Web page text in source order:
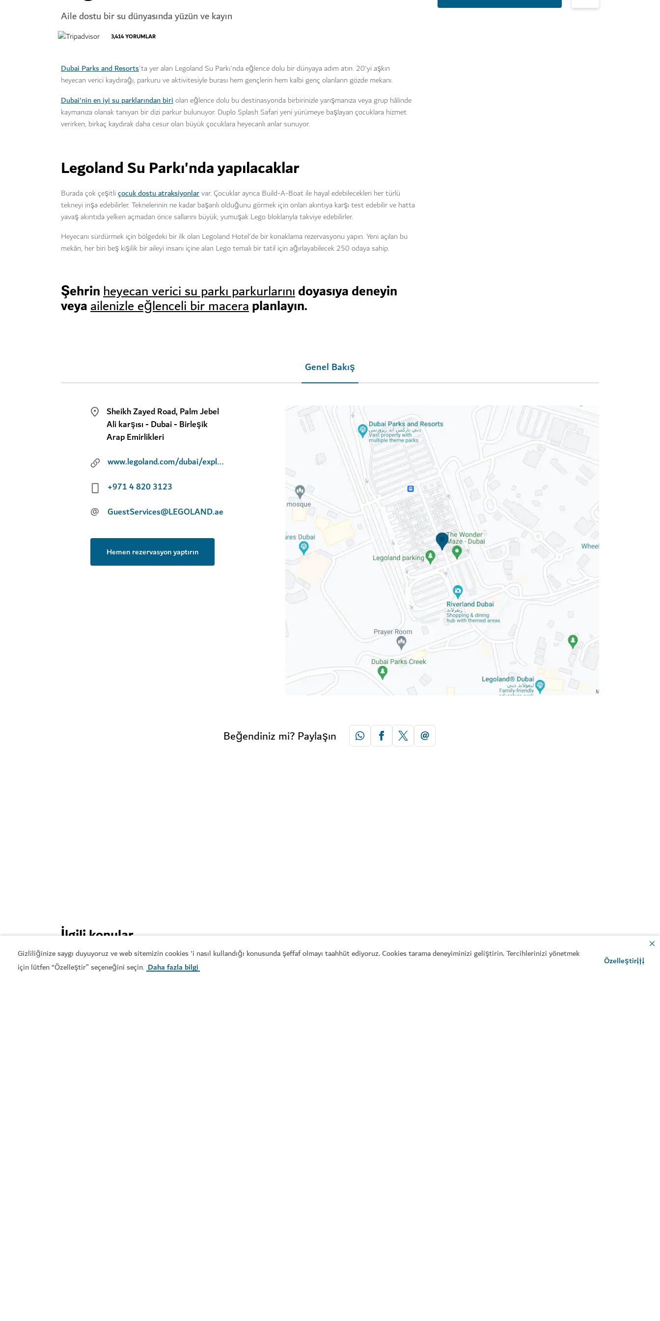
Gizliliğinize saygı duyuyoruz ve web sitemizin cookies 'i nasıl kullandığı konusunda şeffaf olmayı taahhüt ediyoruz. Cookies tarama deneyiminizi geliştirin. Tercihlerinizi yönetmek
için lütfen “Özelleştir” seçeneğini seçin. Daha fazla bilgi Özelleştir
Aile dostu bir su dünyasında yüzün ve kayın
3,414YORUMLAR
Dubai Parks and Resorts'ta yer alan Legoland Su Parkı'nda eğlence dolu bir dünyaya adım atın. 20'yi aşkın
heyecan verici kaydırağı, parkuru ve aktivitesiyle burası hem gençlerin hem kalbi genç olanların gözde mekanı.
Dubai'nin en iyi su parklarından biriolan eğlence dolu bu destinasyonda birbirinizle yarışmanıza veya grup hâlinde
kaymanıza olanak tanıyan bir dizi parkur bulunuyor. Duplo Splash Safari yeni yürümeye başlayan çocuklara hizmet
verirken, birkaç kaydırak daha cesur olan büyük çocuklara heyecanlı anlar sunuyor.
Legoland Su Parkı'nda yapılacaklar
Burada çok çeşitli çocuk dostu atraksiyonlarvar. Çocuklar ayrıca Build-A-Boat ile hayal edebilecekleri her türlü
tekneyi inşa edebilirler. Teknelerinin ne kadar başarılı olduğunu görmek için onları akıntıya karşı test edebilir ve hatta
yavaş akıntıda yelken açmadan önce sallarını büyük, yumuşak Lego bloklarıyla takviye edebilirler.
Heyecanı sürdürmek için bölgedeki bir ilk olan Legoland Hotel'de bir konaklama rezervasyonu yapın. Yeni açılan bu
mekân, her biri beş kişilik bir aileyi insanı içine alan Lego temalı bir tatil için ağırlayabilecek 250 odaya sahip.
Şehrinheyecan verici su parkı parkurlarınıdoyasıya deneyin
veyaailenizle eğlenceli bir maceraplanlayın.
Genel Bakış
Sheikh Zayed Road, Palm Jebel
Ali karşısı - Dubai - Birleşik
Arap Emirlikleri
www.legoland.com/dubai/explore/water-park/legoland-water-park/
+971 4 820 3123
@ GuestServices@LEGOLAND.ae
Hemen rezervasyon yaptırın
Beğendiniz mi? Paylaşın
İlgili konular
#Macera #Su Parkları #Aile